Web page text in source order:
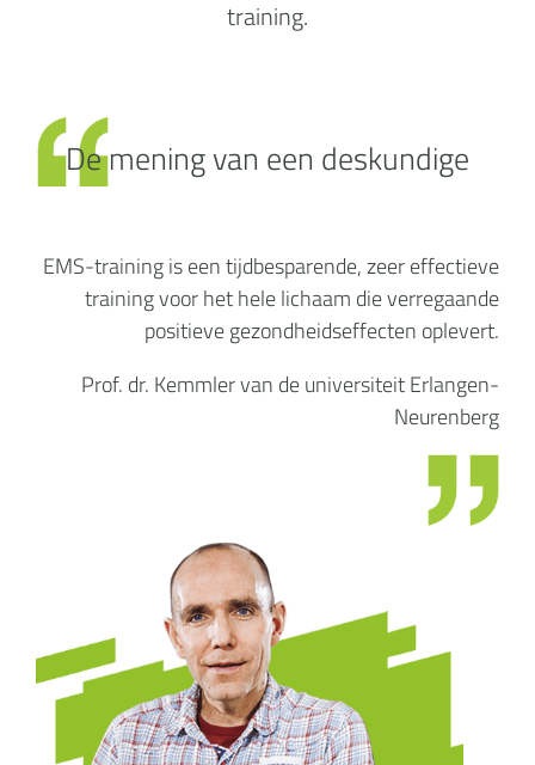
training.
EMS-training is een tijdbesparende, zeer effectieve
training voor het hele lichaam die verregaande
positieve gezondheidseffecten oplevert.
Prof. dr. Kemmler van de universiteit Erlangen-
Neurenberg
De mening van een deskundige